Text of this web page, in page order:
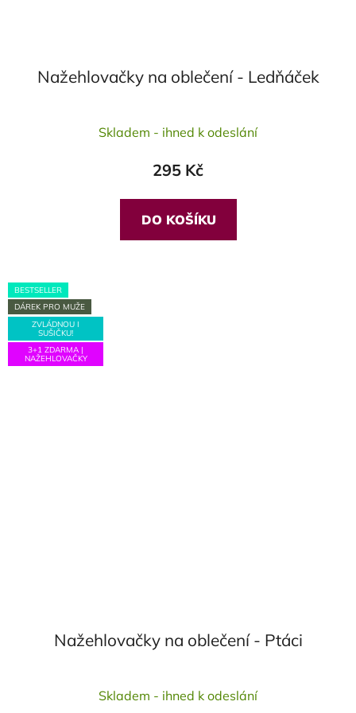
Nažehlovačky na oblečení - Ledňáček
hodnocení
je
5,0
z
5
Skladem - ihned k odeslání
295 Kč
DO KOŠÍKU
BESTSELLER
DÁREK PRO MUŽE
ZVLÁDNOU I
SUŠIČKU!
3+1 ZDARMA |
NAŽEHLOVAČKY
Nažehlovačky na oblečení - Ptáci
hodnocení
Skladem - ihned k odeslání